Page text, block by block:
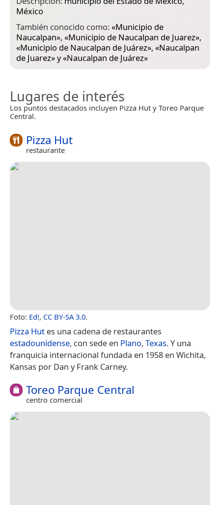
México
También conocido como:«Municipio de
Naucalpan», «Municipio de Naucalpan de Juarez»,
«Municipio de Naucalpan de Juárez», «Naucalpan
de Juarez» y «Naucalpan de Juárez»
Lugares de interés
Los puntos destacados incluyen Pizza Hut y Toreo Parque
Central.
Pizza Hut
restaurante
Foto: Ed!, CC BY-SA 3.0.
Pizza Hut es una cadena de restaurantes
estadounidense, con sede en Plano, Texas. Y una
franquicia internacional fundada en 1958 en Wichita,
Kansas por Dan y Frank Carney.
Toreo Parque Central
centro comercial